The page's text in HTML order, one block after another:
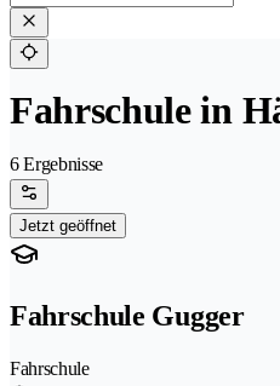
Fahrschule in
6 Ergebnisse
Jetzt geöffnet
Fahrschule Gugger
Fahrschule